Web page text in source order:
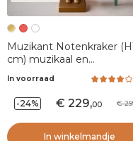
Muzikant Notenkraker
cm) muzikaal en
In voorraad
-24% 229,00
In winkelmandje